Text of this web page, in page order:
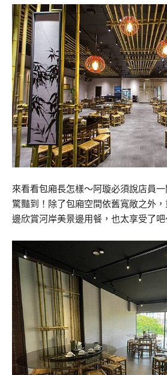
來看看包廂長怎樣～阿璇必須說店員
驚豔到！除了包廂空間依舊寬敞之外
邊欣賞河岸美景邊用餐，也太享受了吧